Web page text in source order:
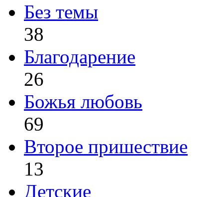
Без темы
38
Благодарение
26
Божья любовь
69
Второе пришествие
13
Детские